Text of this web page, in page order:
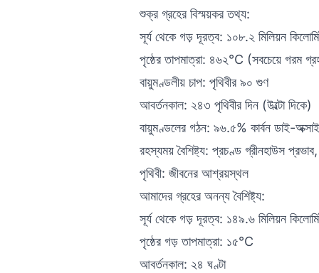
শুক্র গ্রহের বিস্ময়কর তথ্য:
সূর্য থেকে গড় দূরত্ব: ১০৮.২ মিলিয়ন
পৃষ্ঠের তাপমাত্রা: ৪৬২°C (সবচেয়ে গরম
বায়ুমণ্ডলীয় চাপ: পৃথিবীর ৯০ গুণ
আবর্তনকাল: ২৪৩ পৃথিবীর দিন (উল্টো দিকে)
বায়ুমণ্ডলের গঠন: ৯৬.৫% কার্বন ডাই-
রহস্যময় বৈশিষ্ট্য: প্রচণ্ড গ্রীনহাউস
পৃথিবী: জীবনের আশ্রয়স্থল
আমাদের গ্রহের অনন্য বৈশিষ্ট্য:
সূর্য থেকে গড় দূরত্ব: ১৪৯.৬ মিলিয়ন
পৃষ্ঠের গড় তাপমাত্রা: ১৫°C
আবর্তনকাল: ২৪ ঘণ্টা